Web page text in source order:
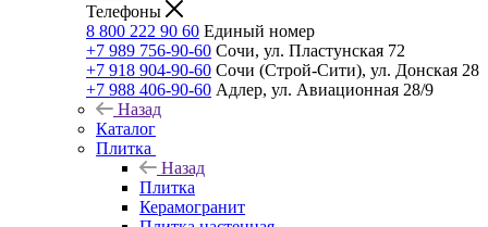
Телефоны
8 800 222 90 60 Единый номер
+7 989 756-90-60 Сочи, ул. Пластунская 72
+7 918 904-90-60 Сочи (Строй-Сити), ул. Донская 28
+7 988 406-90-60 Адлер, ул. Авиационная 28/9
Назад
Каталог
Плитка
Назад
Плитка
Керамогранит